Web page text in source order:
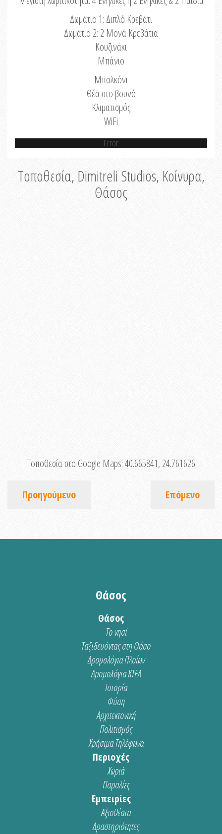
Δωμάτιο 1: Διπλό Κρεβάτι
Δωμάτιο 2: 2 Μονά Κρεβάτια
Κουζινάκι
Μπάνιο
Μπαλκόνι
Θέα στο βουνό
Κλιματισμός
WiFi
Error
Τοποθεσία, Dimitreli Studios, Κοίνυρα,
Θάσος
Τοποθεσία στο Google Maps:40.665841, 24.761626
Προηγούμενο Επόμενο
Θάσος
Θάσος
Το νησί
Ταξιδευόντας στη Θάσο
Δρομολόγια Πλοίων
Δρομολόγια ΚΤΕΛ
Ιστορία
Φύση
Αρχιτεκτονική
Πολιτισμός
Χρήσιμα Τηλέφωνα
Περιοχές
Χωριά
Παραλίες
Εμπειρίες
Αξιοθέατα
Δραστηριότητες